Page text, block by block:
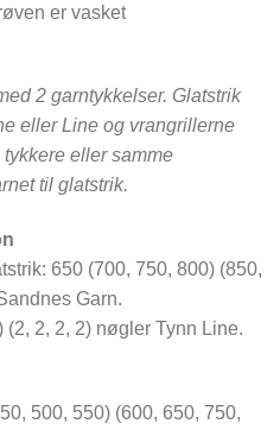
er vasket
2 garntykkelser. Glatstrik
eller Line og vrangrillerne
eller samme
til glatstrik.
650 (700, 750, 800) (850,
Garn.
(2, 2, 2, 2) nøgler Tynn Line.
500, 550) (600, 650, 750,